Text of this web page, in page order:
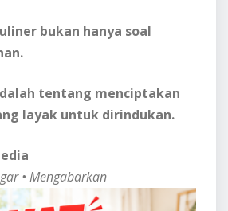
bukan hanya soal
tentang menciptakan
layak untuk dirindukan.
• Mengabarkan